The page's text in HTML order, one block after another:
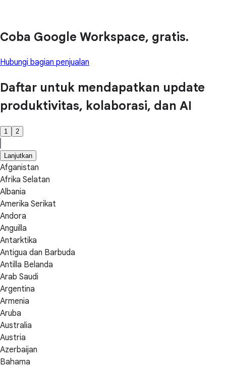
Coba Google Workspace, gratis.
Hubungi bagian penjualan
Daftar untuk mendapatkan update
produktivitas, kolaborasi, dan AI
1 2
Lanjutkan
Afganistan
Afrika Selatan
Albania
Amerika Serikat
Andora
Anguilla
Antarktika
Antigua dan Barbuda
Antilla Belanda
Arab Saudi
Argentina
Armenia
Aruba
Australia
Austria
Azerbaijan
Bahama